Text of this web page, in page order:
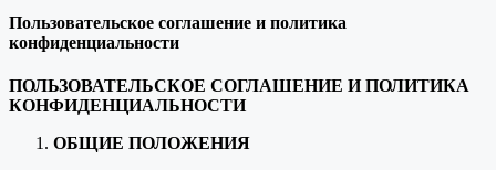
Пользовательское соглашение и политика
конфиденциальности
ПОЛЬЗОВАТЕЛЬСКОЕ СОГЛАШЕНИЕ И ПОЛИТИКА
КОНФИДЕНЦИАЛЬНОСТИ
ОБЩИЕ ПОЛОЖЕНИЯ